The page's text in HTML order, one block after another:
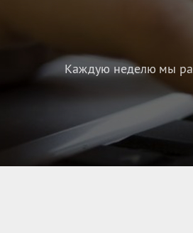
Каждую неделю мы